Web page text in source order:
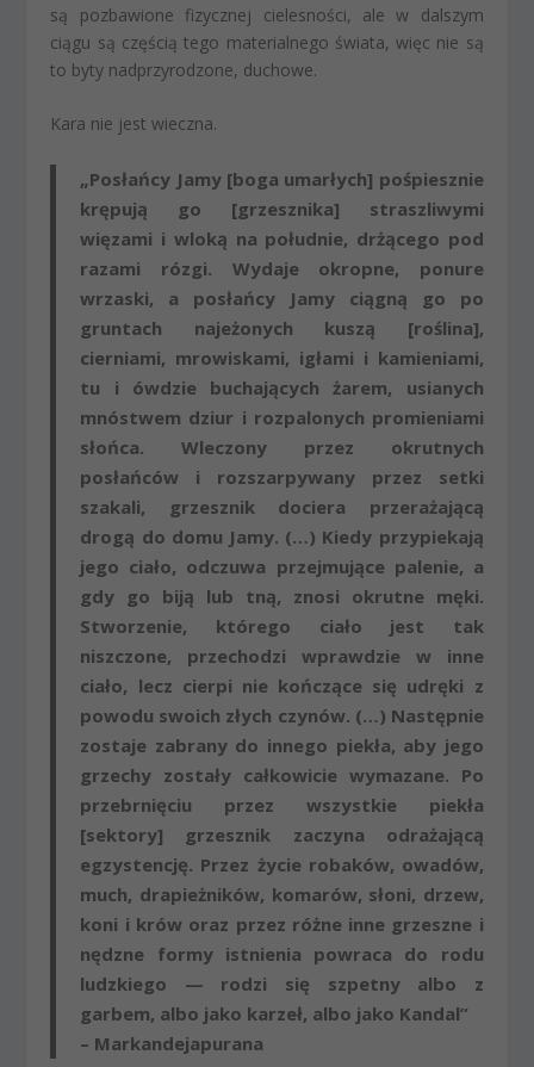
są pozbawione fizycznej cielesności, ale w dalszym
ciągu są częścią tego materialnego świata, więc nie są
to byty nadprzyrodzone, duchowe.
Kara nie jest wieczna.
„Posłańcy Jamy [boga umarłych] pośpiesznie
krępują go [grzesznika] straszliwymi
więzami i wloką na południe, drżącego pod
razami rózgi. Wydaje okropne, ponure
wrzaski, a posłańcy Jamy ciągną go po
gruntach najeżonych kuszą [roślina],
cierniami, mrowiskami, igłami i kamieniami,
tu i ówdzie buchających żarem, usianych
mnóstwem dziur i rozpalonych promieniami
słońca. Wleczony przez okrutnych
posłańców i rozszarpywany przez setki
szakali, grzesznik dociera przerażającą
drogą do domu Jamy. (…) Kiedy przypiekają
jego ciało, odczuwa przejmujące palenie, a
gdy go biją lub tną, znosi okrutne męki.
Stworzenie, którego ciało jest tak
niszczone, przechodzi wprawdzie w inne
ciało, lecz cierpi nie kończące się udręki z
powodu swoich złych czynów. (…) Następnie
zostaje zabrany do innego piekła, aby jego
grzechy zostały całkowicie wymazane. Po
przebrnięciu przez wszystkie piekła
[sektory] grzesznik zaczyna odrażającą
egzystencję. Przez życie robaków, owadów,
much, drapieżników, komarów, słoni, drzew,
koni i krów oraz przez różne inne grzeszne i
nędzne formy istnienia powraca do rodu
ludzkiego — rodzi się szpetny albo z
garbem, albo jako karzeł, albo jako Kandal”
– Markandejapurana